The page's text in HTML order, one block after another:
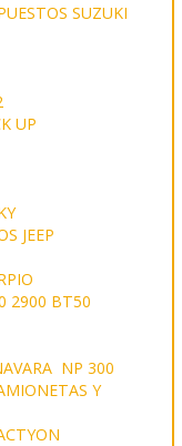
SUZUKI
UP
JEEP
2900 BT50
NP 300
Y